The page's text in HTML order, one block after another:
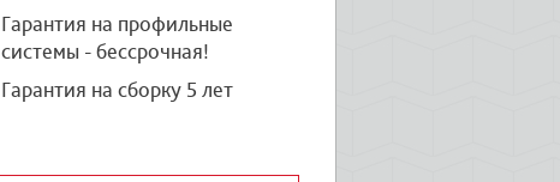
Гарантия на профильные
системы - бессрочная!
Гарантия на сборку 5 лет